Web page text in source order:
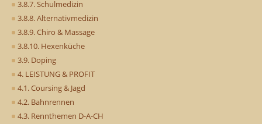
3.8.7. Schulmedizin
3.8.8. Alternativmedizin
3.8.9. Chiro & Massage
3.8.10. Hexenküche
3.9. Doping
4. LEISTUNG & PROFIT
4.1. Coursing & Jagd
4.2. Bahnrennen
4.3. Rennthemen D-A-CH